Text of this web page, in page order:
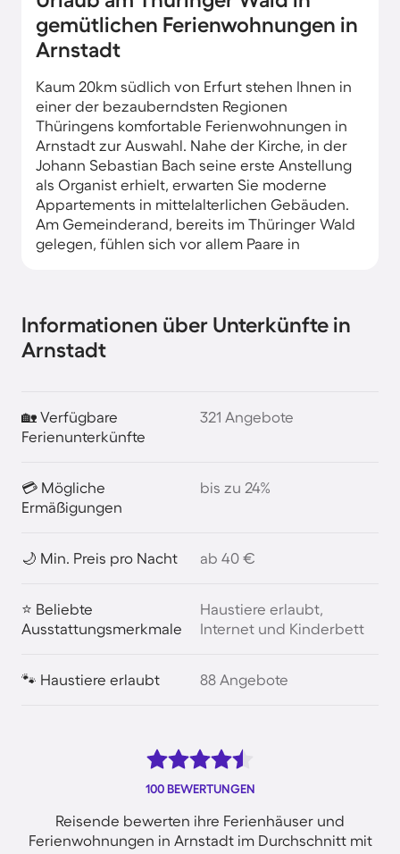
gemütlichen Ferienwohnungen in
Arnstadt
Kaum 20km südlich von Erfurt stehen Ihnen in
einer der bezauberndsten Regionen
Thüringens komfortable Ferienwohnungen in
Arnstadt zur Auswahl. Nahe der Kirche, in der
Johann Sebastian Bach seine erste Anstellung
als Organist erhielt, erwarten Sie moderne
Appartements in mittelalterlichen Gebäuden.
Am Gemeinderand, bereits im Thüringer Wald
gelegen, fühlen sich vor allem Paare in
Informationen über Unterkünfte in
Arnstadt
🏡 Verfügbare
Ferienunterkünfte
321 Angebote
💳 Mögliche
Ermäßigungen
bis zu 24%
🌙 Min. Preis pro Nacht ab 40 €
⭐ Beliebte
Ausstattungsmerkmale
Haustiere erlaubt,
Internet und Kinderbett
🐾 Haustiere erlaubt 88 Angebote
100 BEWERTUNGEN
Reisende bewerten ihre Ferienhäuser und
Ferienwohnungen in Arnstadt im Durchschnitt mit